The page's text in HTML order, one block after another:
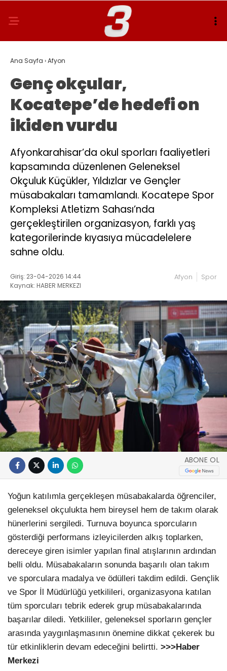
Ana Sayfa ›Afyon
Genç okçular,
Kocatepe’de hedefi on
ikiden vurdu
Afyonkarahisar’da okul sporları faaliyetleri
kapsamında düzenlenen Geleneksel
Okçuluk Küçükler, Yıldızlar ve Gençler
müsabakaları tamamlandı. Kocatepe Spor
Kompleksi Atletizm Sahası’nda
gerçekleştirilen organizasyon, farklı yaş
kategorilerinde kıyasıya mücadelelere
sahne oldu.
Giriş: 23-04-2026 14:44
Kaynak: HABER MERKEZI
Afyon Spor
ABONE OL
Yoğun katılımla gerçekleşen müsabakalarda öğrenciler,
geleneksel okçulukta hem bireysel hem de takım olarak
hünerlerini sergiledi. Turnuva boyunca sporcuların
gösterdiği performans izleyicilerden alkış toplarken,
dereceye giren isimler yapılan final atışlarının ardından
belli oldu. Müsabakaların sonunda başarılı olan takım
ve sporculara madalya ve ödülleri takdim edildi. Gençlik
ve Spor İl Müdürlüğü yetkilileri, organizasyona katılan
tüm sporcuları tebrik ederek grup müsabakalarında
başarılar diledi. Yetkililer, geleneksel sporların gençler
arasında yaygınlaşmasının önemine dikkat çekerek bu
tür etkinliklerin devam edeceğini belirtti. >>>Haber
Merkezi